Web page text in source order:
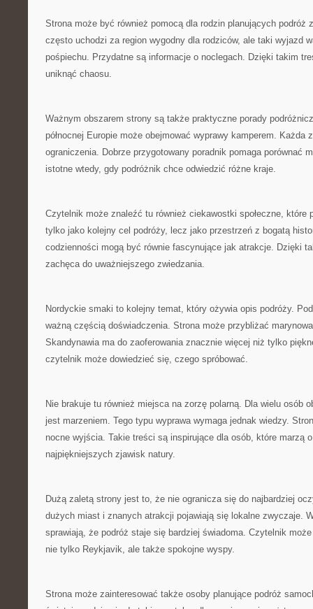
Strona może być również pomocą dla rodzin planujących podróż
często uchodzi za region wygodny dla rodziców, ale taki wyjazd
pośpiechu. Przydatne są informacje o noclegach. Dzięki takim
uniknąć chaosu.
Ważnym obszarem strony są także praktyczne porady
północnej Europie może obejmować wyprawy kamperem. Każda
ograniczenia. Dobrze przygotowany poradnik pomaga porównać
istotne wtedy, gdy podróżnik chce odwiedzić różne kraje.
Czytelnik może znaleźć tu również ciekawostki społeczne, które
tylko jako kolejny cel podróży, lecz jako przestrzeń z bogatą
codzienności mogą być równie fascynujące jak atrakcje. Dzięki
zachęca do uważniejszego zwiedzania.
Nordyckie smaki to kolejny temat, który ożywia opis podróży.
ważną częścią doświadczenia. Strona może przybliżać
Skandynawia ma do zaoferowania znacznie więcej niż tylko
czytelnik może dowiedzieć się, czego spróbować.
Nie brakuje tu również miejsca na zorzę polarną. Dla wielu osób
jest marzeniem. Tego typu wyprawa wymaga jednak wiedzy.
nocne wyjścia. Takie treści są inspirujące dla osób, które marzą
najpiękniejszych zjawisk natury.
Dużą zaletą strony jest to, że nie ogranicza się do najbardziej
dużych miast i znanych atrakcji pojawiają się lokalne zwyczaje.
sprawiają, że podróż staje się bardziej świadoma. Czytelnik
nie tylko Reykjavik, ale także spokojne wyspy.
Strona może zainteresować także osoby planujące podróż